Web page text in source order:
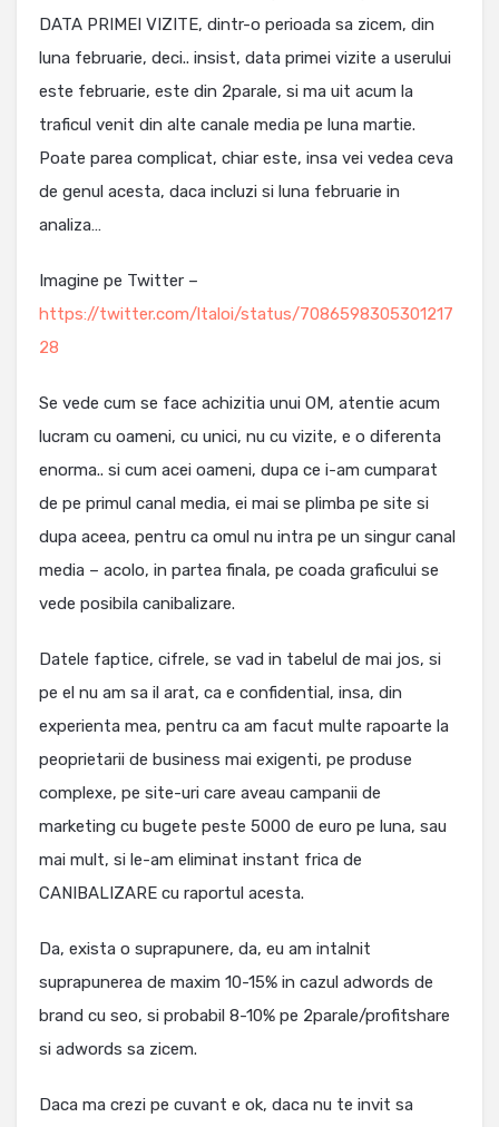
DATA PRIMEI VIZITE, dintr-o perioada sa zicem, din
luna februarie, deci.. insist, data primei vizite a userului
este februarie, este din 2parale, si ma uit acum la
traficul venit din alte canale media pe luna martie.
Poate parea complicat, chiar este, insa vei vedea ceva
de genul acesta, daca incluzi si luna februarie in
analiza…
Imagine pe Twitter –
https://twitter.com/ltaloi/status/7086598305301217
28
Se vede cum se face achizitia unui OM, atentie acum
lucram cu oameni, cu unici, nu cu vizite, e o diferenta
enorma.. si cum acei oameni, dupa ce i-am cumparat
de pe primul canal media, ei mai se plimba pe site si
dupa aceea, pentru ca omul nu intra pe un singur canal
media – acolo, in partea finala, pe coada graficului se
vede posibila canibalizare.
Datele faptice, cifrele, se vad in tabelul de mai jos, si
pe el nu am sa il arat, ca e confidential, insa, din
experienta mea, pentru ca am facut multe rapoarte la
peoprietarii de business mai exigenti, pe produse
complexe, pe site-uri care aveau campanii de
marketing cu bugete peste 5000 de euro pe luna, sau
mai mult, si le-am eliminat instant frica de
CANIBALIZARE cu raportul acesta.
Da, exista o suprapunere, da, eu am intalnit
suprapunerea de maxim 10-15% in cazul adwords de
brand cu seo, si probabil 8-10% pe 2parale/profitshare
si adwords sa zicem.
Daca ma crezi pe cuvant e ok, daca nu te invit sa